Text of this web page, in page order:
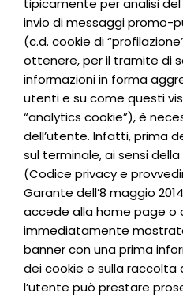
tipicamente per analisi
invio di messaggi promo-
(c.d. cookie di
ottenere, per il tramite di
informazioni in forma
utenti e su come questi
“analytics cookie”), è
dell’utente. Infatti, prima
sul terminale, ai sensi
(Codice privacy e
Garante dell’8 maggio
accede alla home page o
immediatamente
banner con una prima
dei cookie e sulla raccolta
l’utente può prestare